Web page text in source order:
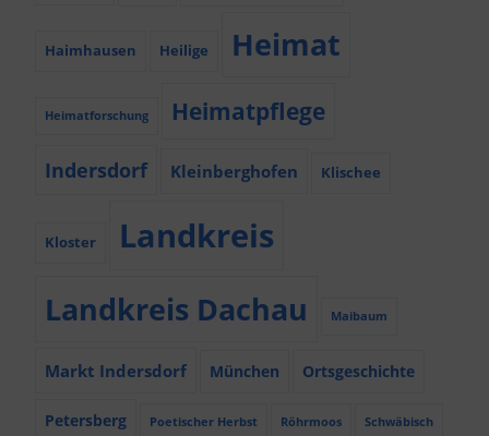
Haimhausen Heilige Heimat
Heimatforschung Heimatpflege
Indersdorf Kleinberghofen Klischee
Kloster Landkreis
Landkreis Dachau Maibaum
Markt Indersdorf München Ortsgeschichte
Petersberg Poetischer Herbst Röhrmoos Schwäbisch